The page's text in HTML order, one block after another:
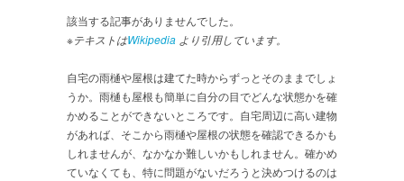
該当する記事がありませんでした。
※テキストはWikipedia より引用しています。
自宅の雨樋や屋根は建てた時からずっとそのままでしょ
うか。雨樋も屋根も簡単に自分の目でどんな状態かを確
かめることができないところです。自宅周辺に高い建物
があれば、そこから雨樋や屋根の状態を確認できるかも
しれませんが、なかなか難しいかもしれません。確かめ
ていなくても、特に問題がないだろうと決めつけるのは